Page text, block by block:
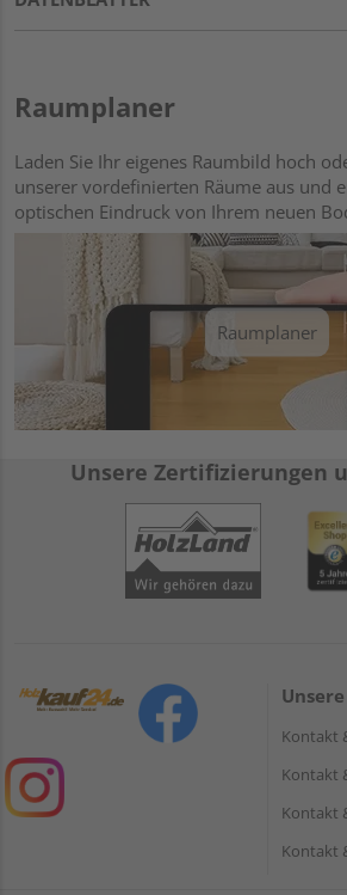
Raumplaner
Laden Sie Ihr eigenes Raumbild hoch
unserer vordefinierten Räume aus und
optischen Eindruck von Ihrem neuen
Raumplaner
Unsere Zertifizierungen
Kontakt
Kontakt
Kontakt
Kontakt